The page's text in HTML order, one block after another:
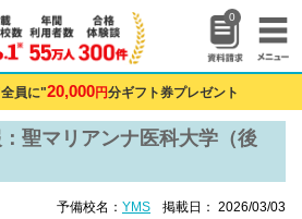
0
員に"20,000円分ギフト券プレゼント
聖マリアンナ医科大学（後
予備校名： YMS 掲載日： 2026/03/03